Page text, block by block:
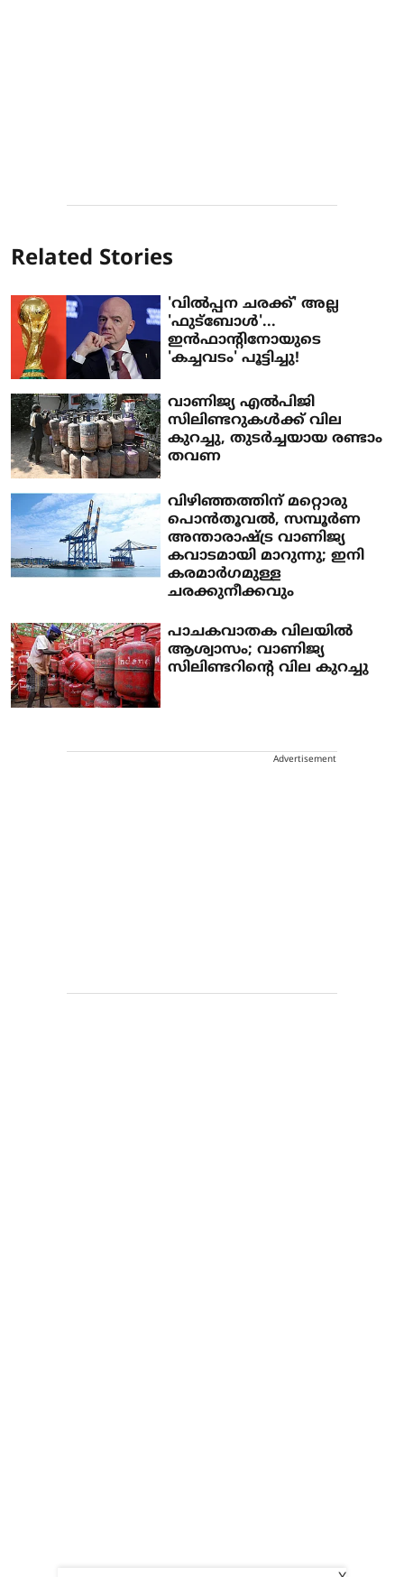
Related Stories
'വിൽപ്പന ചരക്ക്' അല്ല
'ഫുട്ബോൾ'...
ഇൻഫാന്റിനോയുടെ
'കച്ചവടം' പൂട്ടിച്ചു!
വാണിജ്യ എല്‍പിജി
സിലിണ്ടറുകള്‍ക്ക് വില
കുറച്ചു, തുടര്‍ച്ചയായ രണ്ടാം
തവണ
വിഴിഞ്ഞത്തിന് മറ്റൊരു
പൊന്‍തൂവല്‍, സമ്പൂര്‍ണ
അന്താരാഷ്ട്ര വാണിജ്യ
കവാടമായി മാറുന്നു; ഇനി
കരമാര്‍ഗമുള്ള
ചരക്കുനീക്കവും
പാചകവാതക വിലയില്‍
ആശ്വാസം; വാണിജ്യ
സിലിണ്ടറിന്റെ വില കുറച്ചു
Advertisement